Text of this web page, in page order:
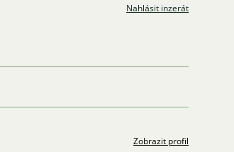
Nahlásit inzerát
Zobrazit profil